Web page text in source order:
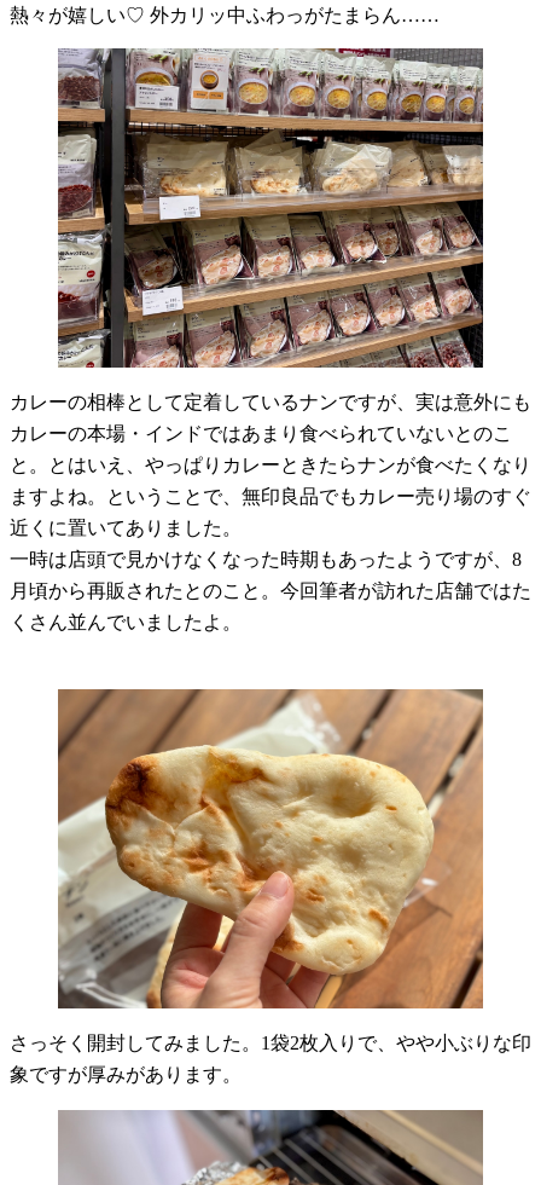
熱々が嬉しい♡ 外カリッ中ふわっがたまらん……
カレーの相棒として定着しているナンですが、実は意外にも
カレーの本場・インドではあまり食べられていないとのこ
と。とはいえ、やっぱりカレーときたらナンが食べたくなり
ますよね。ということで、無印良品でもカレー売り場のすぐ
近くに置いてありました。
一時は店頭で見かけなくなった時期もあったようですが、8
月頃から再販されたとのこと。今回筆者が訪れた店舗ではた
くさん並んでいましたよ。
さっそく開封してみました。1袋2枚入りで、やや小ぶりな印
象ですが厚みがあります。